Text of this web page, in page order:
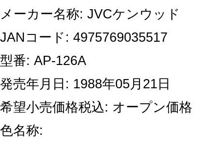
メーカー名称: JVCケンウッド
JANコード: 4975769035517
型番: AP-126A
発売年月日: 1988年05月21日
希望小売価格税込: オープン価格
色名称: